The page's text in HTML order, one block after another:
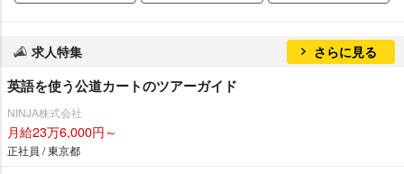
求人特集 さらに見る
英語を使う公道カートのツアーガイド
NINJA株式会社
月給23万6,000円～
正社員 / 東京都